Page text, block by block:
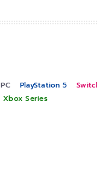
PC PlayStation 5
Xbox Series